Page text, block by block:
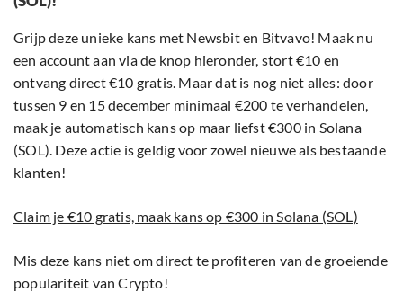
Grijp deze unieke kans met Newsbit en Bitvavo! Maak nu
een account aan via de knop hieronder, stort €10 en
ontvang direct €10 gratis. Maar dat is nog niet alles: door
tussen 9 en 15 december minimaal €200 te verhandelen,
maak je automatisch kans op maar liefst €300 in Solana
(SOL). Deze actie is geldig voor zowel nieuwe als bestaande
klanten!
Claim je €10 gratis, maak kans op €300 in Solana (SOL)
Mis deze kans niet om direct te profiteren van de groeiende
populariteit van Crypto!